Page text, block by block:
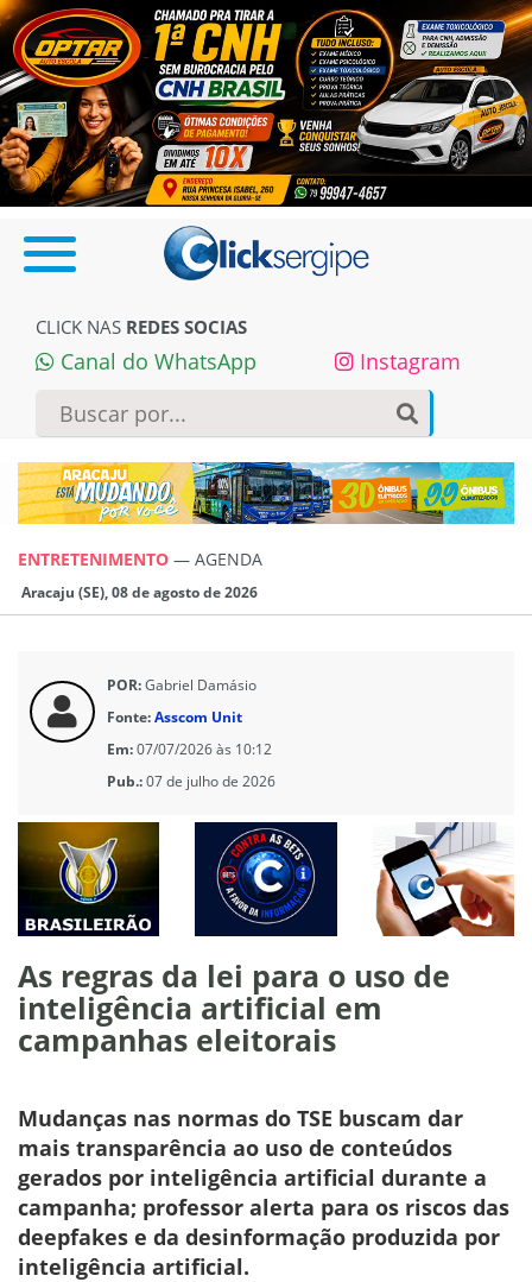
CLICK NAS REDES SOCIAS
Canal do WhatsApp Instagram
ENTRETENIMENTO — AGENDA
Aracaju (SE), 08 de agosto de 2026
POR:Gabriel Damásio
Fonte:Asscom Unit
Em:07/07/2026 às 10:12
Pub.:07 de julho de 2026
As regras da lei para o uso de
inteligência artificial em
campanhas eleitorais
Mudanças nas normas do TSE buscam dar
mais transparência ao uso de conteúdos
gerados por inteligência artificial durante a
campanha; professor alerta para os riscos das
deepfakes e da desinformação produzida por
inteligência artificial.